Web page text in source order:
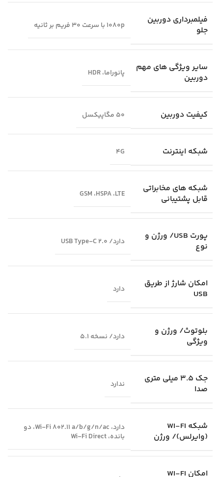
فیلمبرداری دوربین
جلو
1080p با سرعت 30 فریم بر ثانیه
سایر ویژگی‌ های مهم
دوربین
پانوراما، HDR
کیفیت دوربین 50 مگاپیکسل
شبکه اینترنت 4G
شبکه‌ های مخابراتی
قابل پشتیبانی
GSM ،HSPA ،LTE
پورت USB/ ورژن و
نوع
دارد/ USB Type-C 2.0
امکان شارژ از طریق
USB
دارد
بلوتوث/ ورژن و
ویژگی
دارد/ نسخه 5.1
جک 3.5 میلی متری
صدا
ندارد
شبکه WI-FI
(وایرلس)/ ورژن
دارد، Wi-Fi 802.11 a/b/g/n/ac، دو
بانده، Wi-Fi Direct
امکان WI-FI